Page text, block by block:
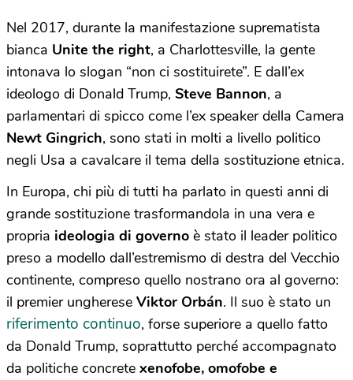
Nel 2017, durante la manifestazione suprematista
bianca Unite the right, a Charlottesville, la gente
intonava lo slogan “non ci sostituirete”. E dall’ex
ideologo di Donald Trump, Steve Bannon, a
parlamentari di spicco come l’ex speaker della Camera
Newt Gingrich, sono stati in molti a livello politico
negli Usa a cavalcare il tema della sostituzione etnica.
In Europa, chi più di tutti ha parlato in questi anni di
grande sostituzione trasformandola in una vera e
propria ideologia di governo è stato il leader politico
preso a modello dall’estremismo di destra del Vecchio
continente, compreso quello nostrano ora al governo:
il premier ungherese Viktor Orbán. Il suo è stato un
riferimento continuo, forse superiore a quello fatto
da Donald Trump, soprattutto perché accompagnato
da politiche concrete xenofobe, omofobe e